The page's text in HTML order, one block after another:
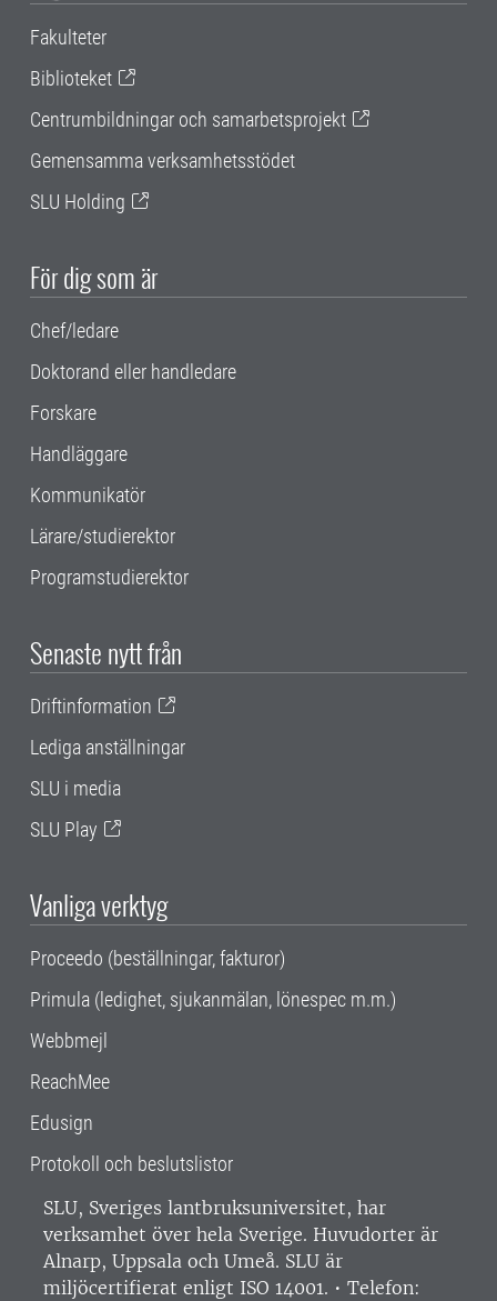
Fakulteter
Biblioteket
Centrumbildningar och samarbetsprojekt
Gemensamma verksamhetsstödet
SLU Holding
För dig som är
Chef/ledare
Doktorand eller handledare
Forskare
Handläggare
Kommunikatör
Lärare/studierektor
Programstudierektor
Senaste nytt från
Driftinformation
Lediga anställningar
SLU i media
SLU Play
Vanliga verktyg
Proceedo (beställningar, fakturor)
Primula (ledighet, sjukanmälan, lönespec m.m.)
Webbmejl
ReachMee
Edusign
Protokoll och beslutslistor
SLU, Sveriges lantbruksuniversitet, har
verksamhet över hela Sverige. Huvudorter är
Alnarp, Uppsala och Umeå. SLU är
miljöcertifierat enligt ISO 14001. • Telefon: